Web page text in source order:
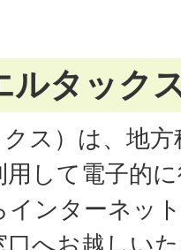
ルタック
ス）は、地
して電子的
ンターネッ
へお越しい